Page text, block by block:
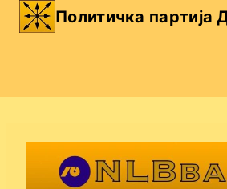
Skip
Политичка партија